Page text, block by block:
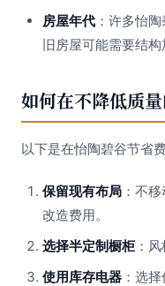
房屋年代 ：许多怡
旧房屋可能需要结构
如何在不降低质
以下是在怡陶碧谷节省
保留现有布局 ：不
改造费用。
选择半定制橱柜：风
使用库存电器 ：选